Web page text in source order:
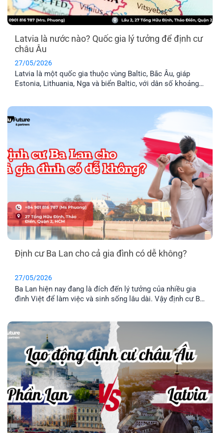
Latvia là nước nào? Quốc gia lý tưởng để định cư
châu Âu
27/05/2026
Latvia là một quốc gia thuộc vùng Baltic, Bắc Âu, giáp
Estonia, Lithuania, Nga và biển Baltic, với dân số khoảng
Định cư Ba Lan cho cả gia đình có dễ không?
27/05/2026
Ba Lan hiện nay đang là đích đến lý tưởng của nhiều gia
đình Việt để làm việc và sinh sống lâu dài. Vậy định cư Ba